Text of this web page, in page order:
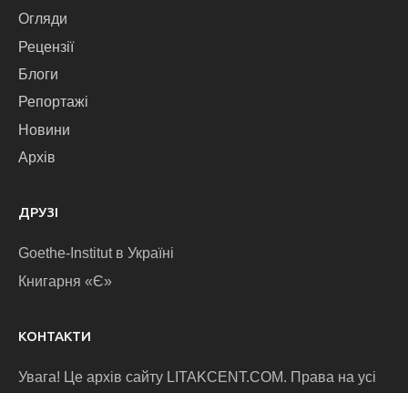
Огляди
Рецензії
Блоги
Репортажі
Новини
Архів
ДРУЗІ
Goethe-Institut в Україні
Книгарня «Є»
КОНТАКТИ
Увага! Це архів сайту LITAKCENT.COM. Права на усі